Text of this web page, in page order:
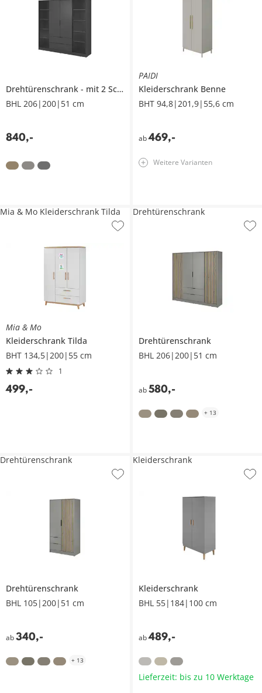
Drehtürenschrank
mit 2 Schubladen
BHL 206|200|51 cm
840,-
PAIDI
Kleiderschrank Benne
BHT 94,8|201,9|55,6 cm
ab469,-
Weitere Varianten
Mia & Mo
Kleiderschrank Tilda
BHT 134,5|200|55 cm
1
499,-
Mia & Mo Kleiderschrank Tilda
Drehtürenschrank
BHL 206|200|51 cm
ab 580,-
Drehtürenschrank
+ 13
Drehtürenschrank
BHL 105|200|51 cm
ab340,-
Drehtürenschrank
+ 13
Kleiderschrank
BHL 55|184|100 cm
ab489,-
Kleiderschrank
Lieferzeit: bis zu 10 Werktage